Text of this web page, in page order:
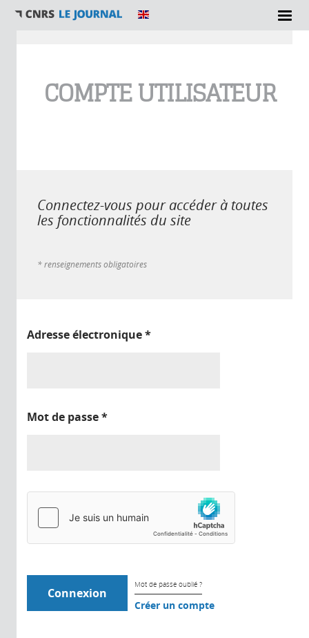
COMPTE UTILISATEUR
Connectez-vous pour accéder à toutes
les fonctionnalités du site
* renseignements obligatoires
Adresse électronique*
Mot de passe*
Mot de passe oublié ?
Créer un compte